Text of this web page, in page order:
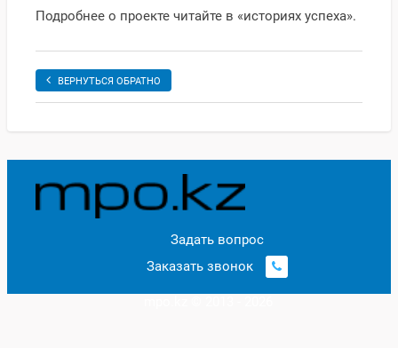
Подробнее о проекте читайте в «историях успеха».
ВЕРНУТЬСЯ ОБРАТНО
Задать вопрос
Заказать звонок